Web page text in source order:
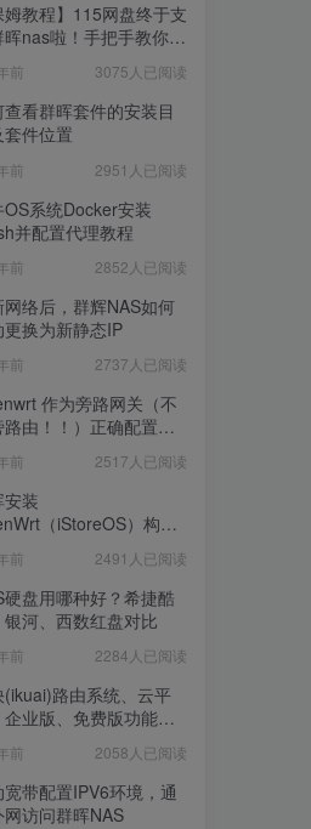
姆教程】115网盘终于支
晖nas啦！手把手教你群
前 3075人已阅读
看群晖套件的安装目
件位置
前 2951人已阅读
OS系统Docker安装
并配置代理教程
前 2852人已阅读
网络后，群辉NAS如何
更换为新静态IP
前 2737人已阅读
作为旁路网关（不
路由！！）正确配置方
前 2517人已阅读
安装
（iStoreOS）构建
前 2491人已阅读
硬盘用哪种好？希捷酷
银河、西数红盘对比
前 2284人已阅读
(ikuai)路由系统、云平
企业版、免费版功能对
前 2058人已阅读
带配置IPV6环境，通
网访问群晖NAS